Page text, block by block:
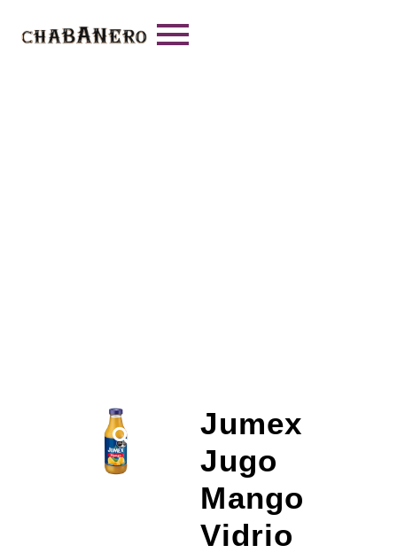
Jumex
Jugo
Mango
Vidrio